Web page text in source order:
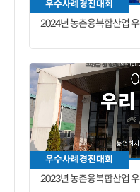
우수사례경진대회
2024년 농촌융복합산업
우수사례경진대회
2023년 농촌융복합산업